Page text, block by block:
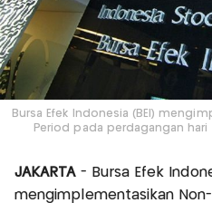
Bursa Efek Indonesia (BEI)
Period pada perdagangan hari
JAKARTA - Bursa Efek
mengimplementasikan